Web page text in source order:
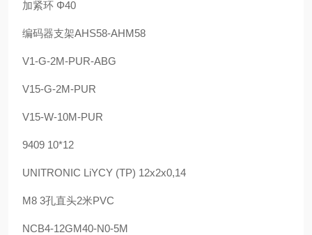
加紧环 Φ40
编码器支架AHS58-AHM58
V1-G-2M-PUR-ABG
V15-G-2M-PUR
V15-W-10M-PUR
9409 10*12
UNITRONIC LiYCY (TP) 12x2x0,14
M8 3孔直头2米PVC
NCB4-12GM40-N0-5M